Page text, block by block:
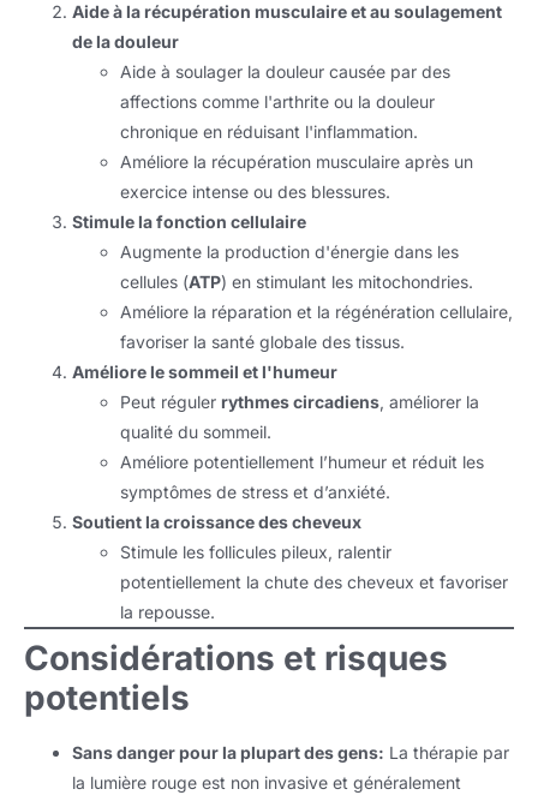
Aide à la récupération musculaire et au soulagement
de la douleur
Aide à soulager la douleur causée par des
affections comme l'arthrite ou la douleur
chronique en réduisant l'inflammation.
Améliore la récupération musculaire après un
exercice intense ou des blessures.
Stimule la fonction cellulaire
Augmente la production d'énergie dans les
cellules (ATP) en stimulant les mitochondries.
Améliore la réparation et la régénération cellulaire,
favoriser la santé globale des tissus.
Améliore le sommeil et l'humeur
Peut réguler rythmes circadiens, améliorer la
qualité du sommeil.
Améliore potentiellement l’humeur et réduit les
symptômes de stress et d’anxiété.
Soutient la croissance des cheveux
Stimule les follicules pileux, ralentir
potentiellement la chute des cheveux et favoriser
la repousse.
Considérations et risques
potentiels
Sans danger pour la plupart des gens: La thérapie par
la lumière rouge est non invasive et généralement